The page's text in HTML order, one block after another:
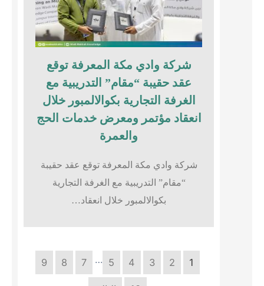
شركة وادي مكة المعرفة توقع
عقد حقيبة “مقام” التدريبية مع
الغرفة التجارية بكوالالمبور خلال
انعقاد مؤتمر ومعرض خدمات الحج
والعمرة
شركة وادي مكة المعرفة توقع عقد حقيبة
“مقام” التدريبية مع الغرفة التجارية
بكوالالمبور خلال انعقاد…
1
2
3
4
5
…
7
8
9